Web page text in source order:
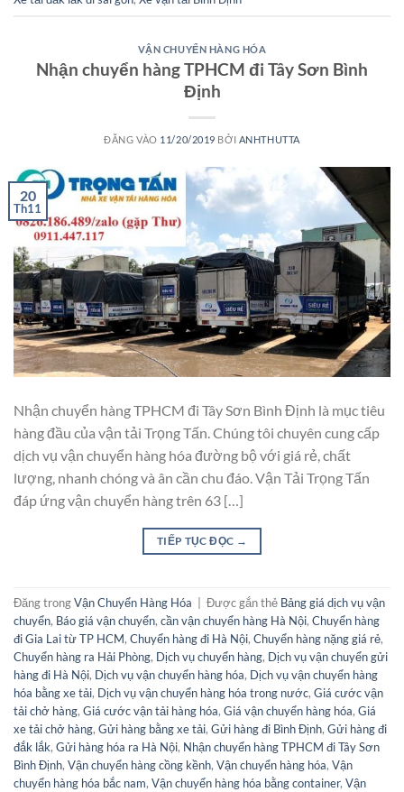
VẬN CHUYỂN HÀNG HÓA
Nhận chuyển hàng TPHCM đi Tây Sơn Bình
Định
ĐĂNG VÀO 11/20/2019 BỞI ANHTHUTTA
20
Th11
Nhận chuyển hàng TPHCM đi Tây Sơn Bình Định là mục tiêu
hàng đầu của vận tải Trọng Tấn. Chúng tôi chuyên cung cấp
dịch vụ vận chuyển hàng hóa đường bộ với giá rẻ, chất
lượng, nhanh chóng và ân cần chu đáo. Vận Tải Trọng Tấn
đáp ứng vận chuyển hàng trên 63 […]
TIẾP TỤC ĐỌC →
Đăng trongVận Chuyển Hàng Hóa Được gắn thẻ Bảng giá dịch vụ vận
chuyển, Báo giá vận chuyển, cần vận chuyển hàng Hà Nội, Chuyển hàng
đi Gia Lai từ TP HCM, Chuyển hàng đi Hà Nội, Chuyển hàng nặng giá rẻ,
Chuyển hàng ra Hải Phòng, Dịch vụ chuyển hàng, Dịch vụ vận chuyển gửi
hàng đi Hà Nội, Dịch vụ vận chuyển hàng hóa, Dịch vụ vận chuyển hàng
hóa bằng xe tải, Dịch vụ vận chuyển hàng hóa trong nước, Giá cước vận
tải chở hàng, Giá cước vận tải hàng hóa, Giá vận chuyển hàng hóa, Giá
xe tải chở hàng, Gửi hàng bằng xe tải, Gửi hàng đi Bình Định, Gửi hàng đi
đắk lắk, Gửi hàng hóa ra Hà Nội, Nhận chuyển hàng TPHCM đi Tây Sơn
Bình Định, Vận chuyển hàng cồng kềnh, Vận chuyển hàng hóa, Vận
chuyển hàng hóa bắc nam, Vận chuyển hàng hóa bằng container, Vận